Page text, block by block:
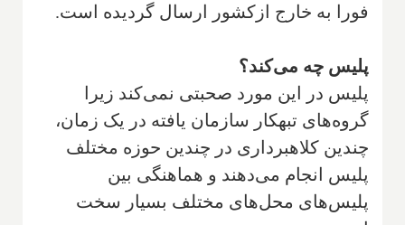
‌فورا به خارج ازکشور‌ ارسال گردیده است.
پلیس چه می‌کند؟
پلیس در این مورد صحبتی نمی‌کند زیرا
گروه‌های تبهکار سازمان یافته در یک زمان،
‌چندین کلاهبرداری در چندین حوزه مختلف
پلیس انجام می‌دهند و هماهنگی بین
پلیس‌های محل‌های مختلف بسیار سخت